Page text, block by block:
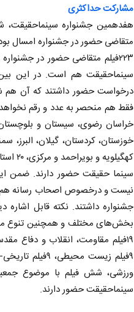
مشارکت حداکثری
متقاضی حضور در جشنواره امسال
۲۲۳فیلم متقاضی حضور در
درخواست حضور داشتند که آن هم
فقط هم منحصر به عدد و رقم نخواهد
خراسان رضوی، سیستان و
خوزستان، کردستان، گیلان، البرز،
سینما حقیقت حضور دارند. ضمن
نیست و درخصوص اصحاب رسانه هم
جشنواره داشتند. نکته قابل اشاره
۹فیلم زیست
ورزشی، شش فیلم با موضوع
سینماحقیقت حضور دارند.